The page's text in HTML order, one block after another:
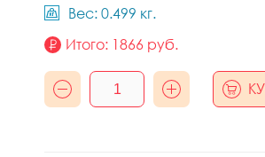
Вес: 0.499 кг.
Итого: 1866 руб.